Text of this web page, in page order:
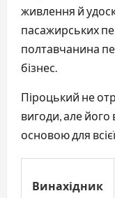
живлення й
пасажирських
полтавчанина
бізнес.
Піроцький не
вигоди, але
основою для всієї
Винахідник